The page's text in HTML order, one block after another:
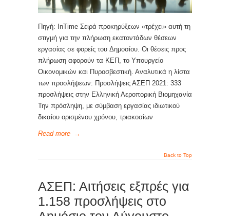
Πηγή: InTime Σειρά προκηρύξεων «τρέχει» αυτή τη
στιγμή για την πλήρωση εκατοντάδων θέσεων
εργασίας σε φορείς του Δημοσίου. Οι θέσεις προς
πλήρωση αφορούν τα ΚΕΠ, το Υπουργείο
Οικονομικών και Πυροσβεστική. Αναλυτικά η λίστα
των προσλήψεων: Προσλήψεις ΑΣΕΠ 2021: 333
προσλήψεις στην Ελληνική Αεροπορική Βιομηχανία
Την πρόσληψη, με σύμβαση εργασίας ιδιωτικού
δικαίου ορισμένου χρόνου, τριακοσίων
Read more →
Back to Top
ΑΣΕΠ: Αιτήσεις εξπρές για
1.158 προσλήψεις στο